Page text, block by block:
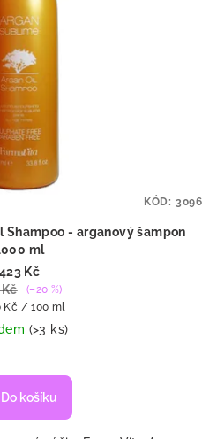
Shampoo - arganový šampon
ml
423 Kč
(–20 %)
Kč / 100 ml
(>3 ks)
hodnocení
produktu
Do košíku
KÓD: 3096